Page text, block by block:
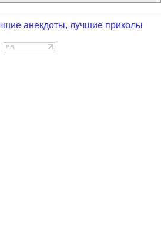
анекдоты, лучшие приколы